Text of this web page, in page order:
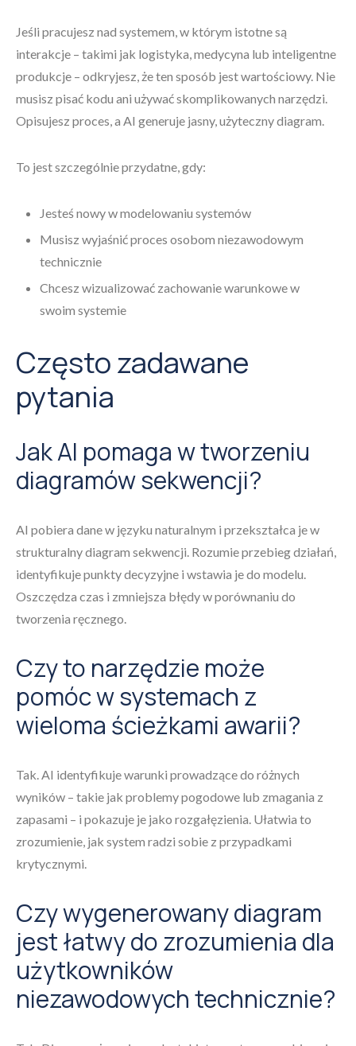
Jeśli pracujesz nad systemem, w którym istotne są
interakcje – takimi jak logistyka, medycyna lub inteligentne
produkcje – odkryjesz, że ten sposób jest wartościowy. Nie
musisz pisać kodu ani używać skomplikowanych narzędzi.
Opisujesz proces, a AI generuje jasny, użyteczny diagram.
To jest szczególnie przydatne, gdy:
Jesteś nowy w modelowaniu systemów
Musisz wyjaśnić proces osobom niezawodowym
technicznie
Chcesz wizualizować zachowanie warunkowe w
swoim systemie
Często zadawane
pytania
Jak AI pomaga w tworzeniu
diagramów sekwencji?
AI pobiera dane w języku naturalnym i przekształca je w
strukturalny diagram sekwencji. Rozumie przebieg działań,
identyfikuje punkty decyzyjne i wstawia je do modelu.
Oszczędza czas i zmniejsza błędy w porównaniu do
tworzenia ręcznego.
Czy to narzędzie może
pomóc w systemach z
wieloma ścieżkami awarii?
Tak. AI identyfikuje warunki prowadzące do różnych
wyników – takie jak problemy pogodowe lub zmagania z
zapasami – i pokazuje je jako rozgałęzienia. Ułatwia to
zrozumienie, jak system radzi sobie z przypadkami
krytycznymi.
Czy wygenerowany diagram
jest łatwy do zrozumienia dla
użytkowników
niezawodowych technicznie?